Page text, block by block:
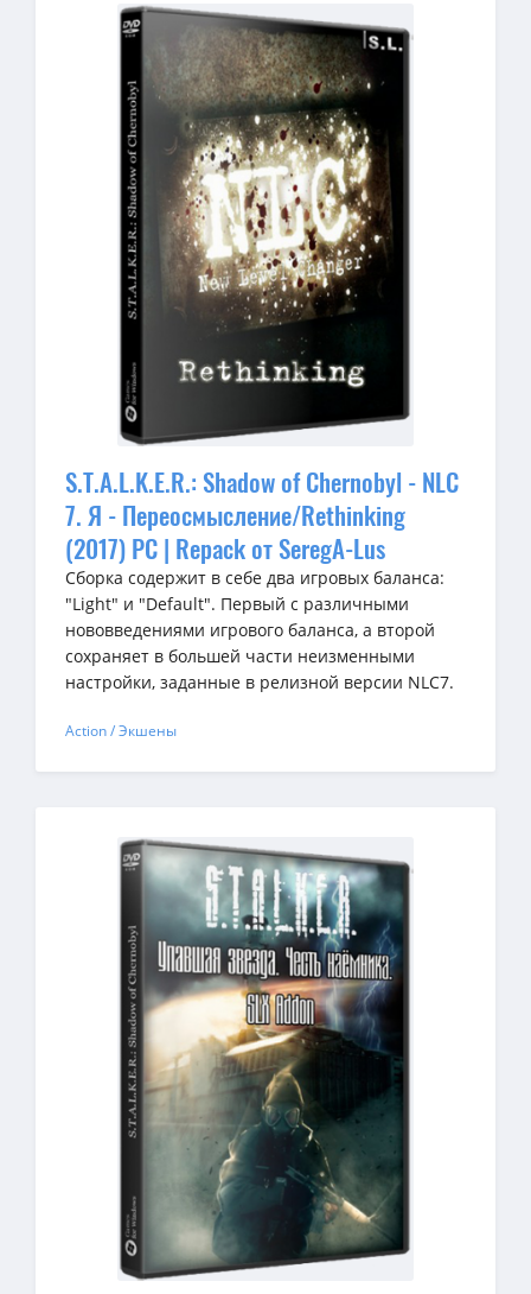
S.T.A.L.K.E.R.: Shadow of Chernobyl - NLC
7. Я - Переосмысление/Rethinking
(2017) PC | Repack от SeregA-Lus
Сборка содержит в себе два игровых баланса:
"Light" и "Default". Первый с различными
нововведениями игрового баланса, а второй
сохраняет в большей части неизменными
настройки, заданные в релизной версии NLC7.
Action / Экшены